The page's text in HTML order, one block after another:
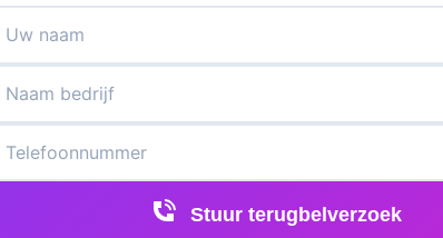
Stuur terugbelverzoek